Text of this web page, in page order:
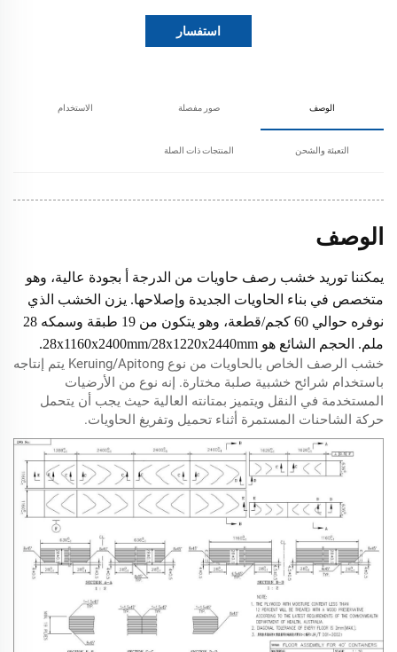
TAILILEUM-400 معالج، شهادة التعفير، شهادة
الاختبار، شهادة صحية نباتية
المعالجة
شهادة
معامل
المرونة
فوق 6000N، 8000N، 10000N
الحمولة
القصوى
7.2 أطنان
محتوى
الرطوبة
≤12%
المعيار
الصيني
GB/T 19536-2004
الحد الأدنى
الطلب
1x20ft
الحاوية
1160X2400X28m
m
268 قطعة
1220X2440X28m
m
256قطعة
استفسار
الوصف صور مفصلة الاستخدام
التعبئة والشحن المنتجات ذات الصلة
الوصف
يمكننا توريد خشب رصف حاويات من الدرجة أ بجودة عالية، وهو
متخصص في بناء الحاويات الجديدة وإصلاحها. يزن الخشب الذي
نوفره حوالي 60 كجم/قطعة، وهو يتكون من 19 طبقة وسمكه 28
ملم. الحجم الشائع هو 28x1160x2400mm/28x1220x2440mm.
خشب الرصف الخاص بالحاويات من نوع Keruing/Apitong يتم إنتاجه
باستخدام شرائح خشبية صلبة مختارة. إنه نوع من الأرضيات
المستخدمة في النقل ويتميز بمتانته العالية حيث يجب أن يتحمل
حركة الشاحنات المستمرة أثناء تحميل وتفريغ الحاويات.